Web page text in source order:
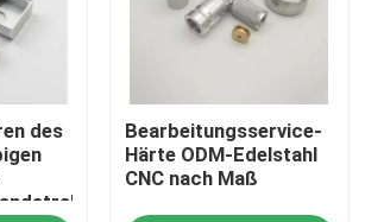
bearbeitung
CNC
des
anodisierend
Bearbeitungsservice-
Härte ODM-Edelstahl
CNC nach Maß